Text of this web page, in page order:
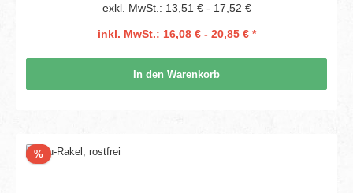
exkl. MwSt.: 13,51 € - 17,52 €
inkl. MwSt.: 16,08 € - 20,85 € *
In den Warenkorb
%Rabatt